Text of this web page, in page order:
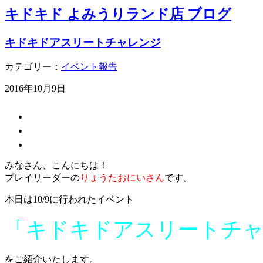
キドキド よみうりランド店 ブログ
キドキドアスリートチャレンジ
カテゴリー： イベント報告
2016年10月9日
みなさん、こんにちは！
プレイリーダーのりょうたおにいさんです。
本日は10/9に行われたイベント
「キドキドアスリートチ
をご紹介いたします。